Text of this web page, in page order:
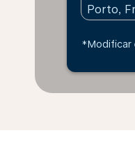
*Modificar